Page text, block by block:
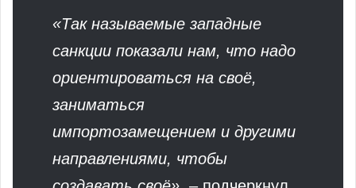
«Так называемые западные
санкции показали нам, что надо
ориентироваться на своё,
заниматься
импортозамещением и другими
направлениями, чтобы